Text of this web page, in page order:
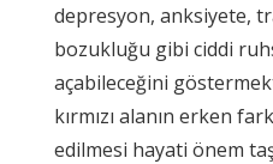
depresyon, anksiyete,
bozukluğu gibi ciddi
açabileceğini
kırmızı alanın erken
edilmesi hayati önem